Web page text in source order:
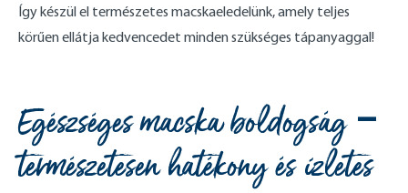
Így készül el természetes macskaeledelünk, amely teljes
körűen ellátja kedvencedet minden szükséges tápanyaggal!
Egészséges macska boldogság –
természetesen hatékony és ízletes